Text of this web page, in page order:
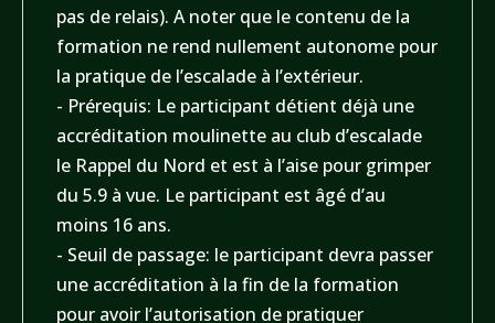
pas de relais). A noter que le contenu de la
formation ne rend nullement autonome pour
la pratique de l’escalade à l’extérieur.
- Prérequis: Le participant détient déjà une
accréditation moulinette au club d’escalade
le Rappel du Nord et est à l’aise pour grimper
du 5.9 à vue. Le participant est âgé d’au
moins 16 ans.
- Seuil de passage: le participant devra passer
une accréditation à la fin de la formation
pour avoir l’autorisation de pratiquer